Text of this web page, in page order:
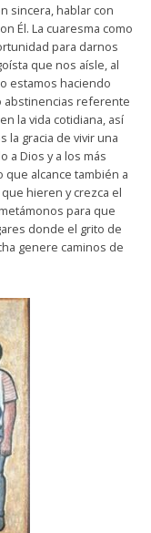
sincera, hablar con
Él. La cuaresma como
para darnos
que nos aísle, al
estamos haciendo
abstinencias referente
la vida cotidiana, así
la gracia de vivir una
a Dios y a los más
alcance también a
hieren y crezca el
para que
donde el grito de
genere caminos de